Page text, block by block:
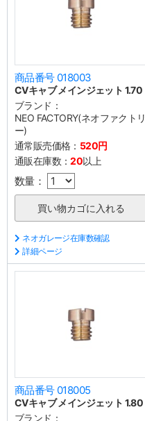
商品番号 018003
CVキャブ メインジェット 1.70
ブランド：
NEO FACTORY(ネオファクトリ
ー)
通常販売価格： 520円
通販在庫数：20以上
数量：
ネオガレージ在庫数確認
詳細ページ
商品番号 018005
CVキャブ メインジェット 1.80
ブランド：